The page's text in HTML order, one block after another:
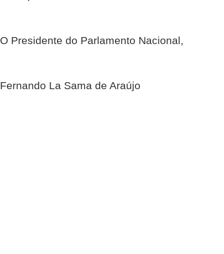
O Presidente do Parlamento Nacional,
Fernando La Sama de Araújo